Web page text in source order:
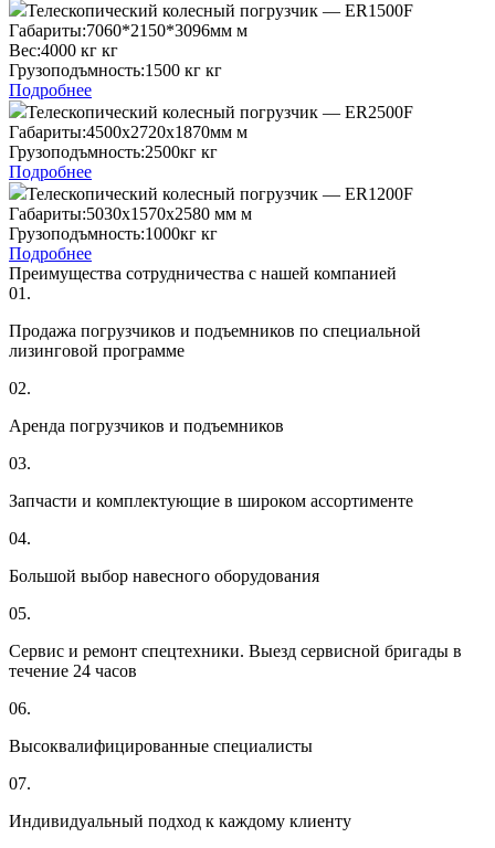
Телескопический колесный погрузчик — ER1500F
Габариты:7060*2150*3096мм м
Вес:4000 кг кг
Грузоподъмность:1500 кг кг
Подробнее
Телескопический колесный погрузчик — ER2500F
Габариты:4500х2720х1870мм м
Грузоподъмность:2500кг кг
Подробнее
Телескопический колесный погрузчик — ER1200F
Габариты:5030х1570х2580 мм м
Грузоподъмность:1000кг кг
Подробнее
Преимущества сотрудничества с нашей компанией
01.
Продажа погрузчиков и подъемников по специальной
лизинговой программе
02.
Аренда погрузчиков и подъемников
03.
Запчасти и комплектующие в широком ассортименте
04.
Большой выбор навесного оборудования
05.
Сервис и ремонт спецтехники. Выезд сервисной бригады в
течение 24 часов
06.
Высоквалифицированные специалисты
07.
Индивидуальный подход к каждому клиенту